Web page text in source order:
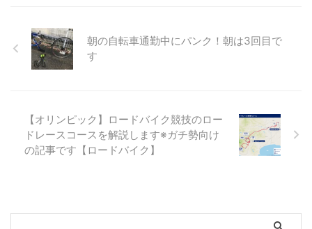
朝の自転車通勤中にパンク！朝は3回目で
す
【オリンピック】ロードバイク競技のロー
ドレースコースを解説します※ガチ勢向け
の記事です【ロードバイク】